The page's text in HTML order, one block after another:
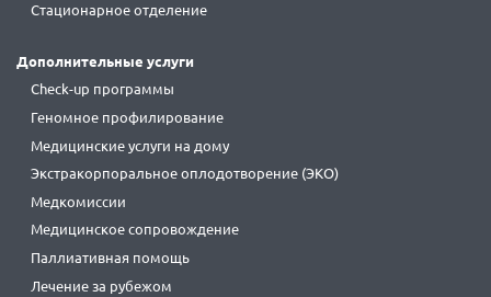
Стационарное отделение
Дополнительные услуги
Check-up программы
Геномное профилирование
Медицинские услуги на дому
Экстракорпоральное оплодотворение (ЭКО)
Медкомиссии
Медицинское сопровождение
Паллиативная помощь
Лечение за рубежом